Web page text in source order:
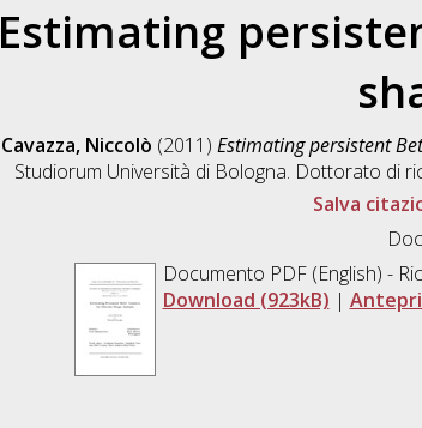
Estimating
Cavazza, Niccolò (2011) Estimating persistent
Studiorum Università di Bologna. Dottorato di
Salva
Documento PDF(English) -
Download (923kB) |